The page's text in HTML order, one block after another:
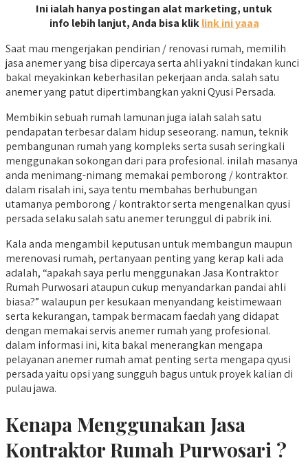
Ini ialah hanya postingan alat marketing, untuk
info lebih lanjut, Anda bisa kliklink ini yaaa
Saat mau mengerjakan pendirian / renovasi rumah, memilih
jasa anemer yang bisa dipercaya serta ahli yakni tindakan kunci
bakal meyakinkan keberhasilan pekerjaan anda. salah satu
anemer yang patut dipertimbangkan yakni Qyusi Persada.
Membikin sebuah rumah lamunan juga ialah salah satu
pendapatan terbesar dalam hidup seseorang. namun, teknik
pembangunan rumah yang kompleks serta susah seringkali
menggunakan sokongan dari para profesional. inilah masanya
anda menimang-nimang memakai pemborong / kontraktor.
dalam risalah ini, saya tentu membahas berhubungan
utamanya pemborong / kontraktor serta mengenalkan qyusi
persada selaku salah satu anemer terunggul di pabrik ini.
Kala anda mengambil keputusan untuk membangun maupun
merenovasi rumah, pertanyaan penting yang kerap kali ada
adalah, “apakah saya perlu menggunakan Jasa Kontraktor
Rumah Purwosari ataupun cukup menyandarkan pandai ahli
biasa?” walaupun per kesukaan menyandang keistimewaan
serta kekurangan, tampak bermacam faedah yang didapat
dengan memakai servis anemer rumah yang profesional.
dalam informasi ini, kita bakal menerangkan mengapa
pelayanan anemer rumah amat penting serta mengapa qyusi
persada yaitu opsi yang sungguh bagus untuk proyek kalian di
pulau jawa.
Kenapa Menggunakan Jasa
Kontraktor Rumah Purwosari ?